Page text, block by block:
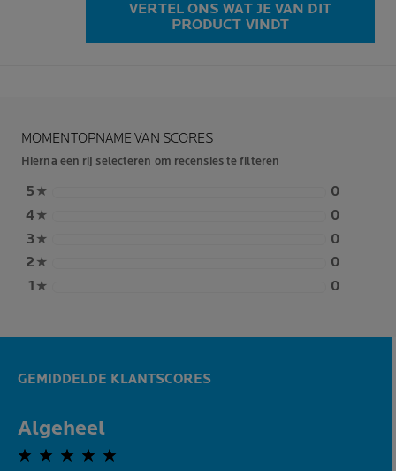
VERTEL ONS WAT JE VAN DIT
PRODUCT VINDT
MOMENTOPNAME VAN SCORES
Hierna een rij selecteren om recensies te filteren
5 ★
0
4★
0
3★
0
2 ★
0
1 ★ 0
GEMIDDELDE KLANTSCORES
Algeheel
0,0 out of 5 stars